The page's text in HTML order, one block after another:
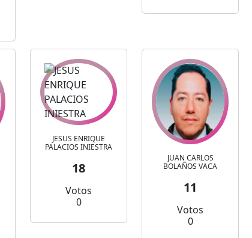
JESUS ENRIQUE
PALACIOS INIESTRA
18
Votos
0
JUAN CARLOS
BOLAÑOS VACA
11
Votos
0